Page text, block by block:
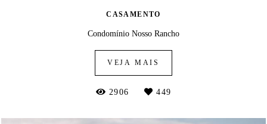
CASAMENTO
Condomínio Nosso Rancho
VEJA MAIS
2906 449